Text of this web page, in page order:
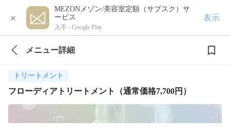
×
MEZONメゾン/美容室定額（サブスク）サ
ービス
入手 - Google Play
表示
メニュー詳細
トリートメント
フローディアトリートメント（通常価格7,700円）